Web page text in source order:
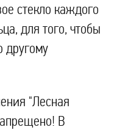
стекло каждого
для того, чтобы
другому
"Лесная
В